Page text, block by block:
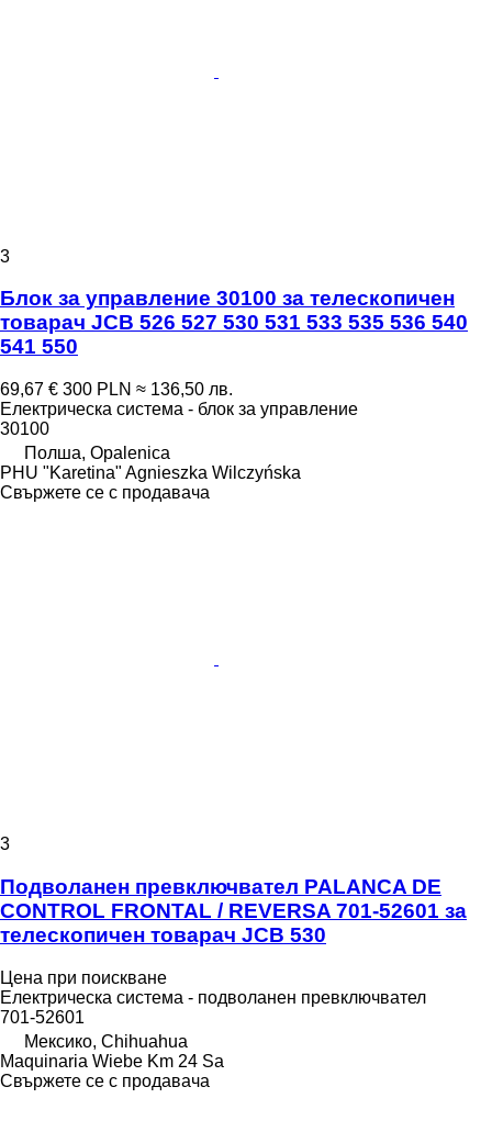
3
Блок за управление 30100 за телескопичен
товарач JCB 526 527 530 531 533 535 536 540
541 550
69,67 € 300 PLN ≈ 136,50 лв.
Електрическа система - блок за управление
30100
Полша, Opalenica
PHU "Karetina" Agnieszka Wilczyńska
Свържете се с продавача
3
Подволанен превключвател PALANCA DE
CONTROL FRONTAL / REVERSA 701-52601 за
телескопичен товарач JCB 530
Цена при поискване
Електрическа система - подволанен превключвател
701-52601
Мексико, Chihuahua
Maquinaria Wiebe Km 24 Sa
Свържете се с продавача